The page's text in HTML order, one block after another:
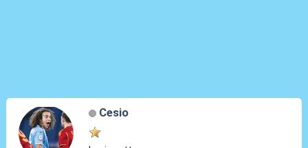
Cesio